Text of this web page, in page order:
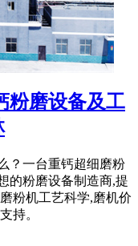
粉磨设备及工
？一台重钙超细磨粉
的粉磨设备制造商,提
粉机工艺科学,磨机价
持。